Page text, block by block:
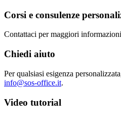
Corsi e consulenze
Contattaci per maggiori
Chiedi aiuto
Per qualsiasi esigenza
info@sos-office.it.
Video tutorial